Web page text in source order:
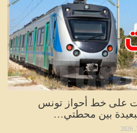
على خط أحواز تونس
بين محطتي…